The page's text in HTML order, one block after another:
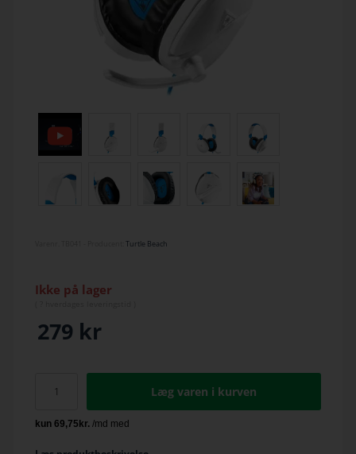
- Producent:Turtle Beach
Ikke på lager
279 kr
Læg varen i kurven